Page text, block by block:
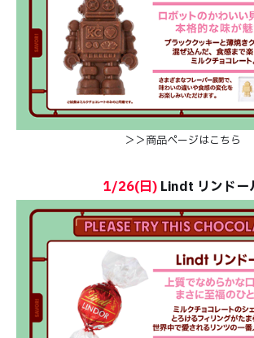
＞＞商品ページはこちら
1/26(日) Lindt リンドー